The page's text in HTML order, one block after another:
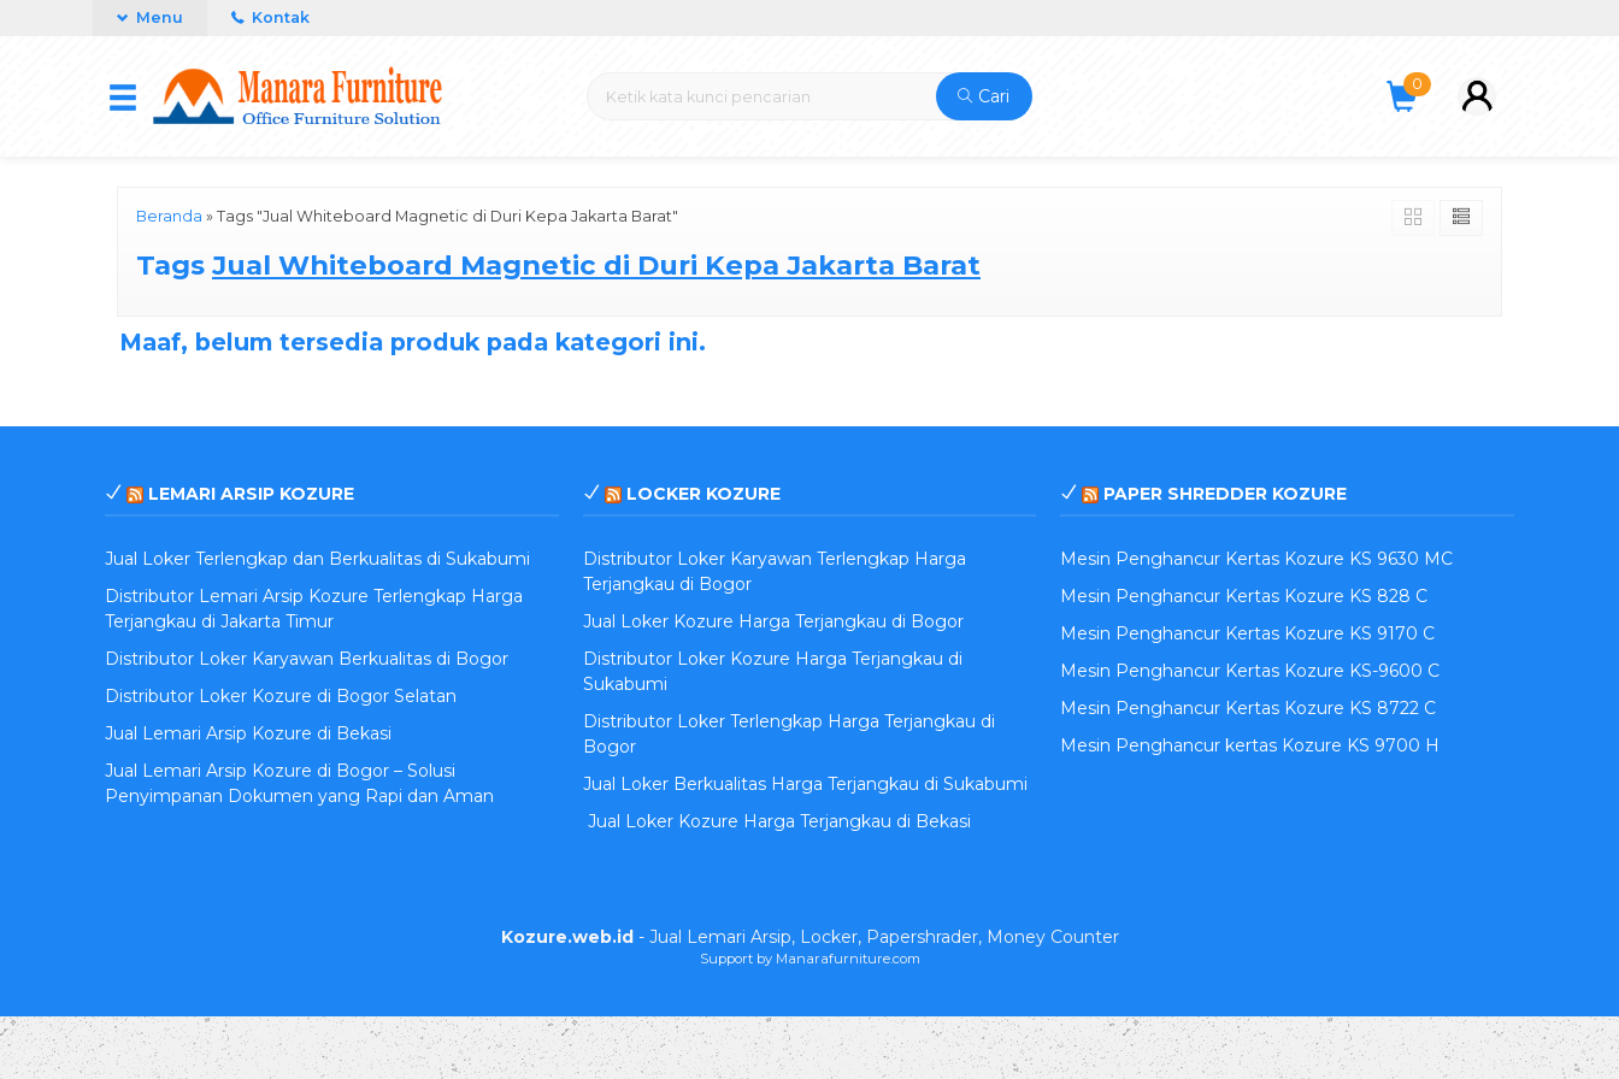
Menu Kontak
Cari
0
Beranda » Tags "Jual Whiteboard Magnetic di Duri Kepa Jakarta Barat"
Tags Jual Whiteboard Magnetic di Duri Kepa Jakarta Barat
Maaf, belum tersedia produk pada kategori ini.
LEMARI ARSIP KOZURE
Jual Loker Terlengkap dan Berkualitas di Sukabumi
Distributor Lemari Arsip Kozure Terlengkap Harga
Terjangkau di Jakarta Timur
Distributor Loker Karyawan Berkualitas di Bogor
Distributor Loker Kozure di Bogor Selatan
Jual Lemari Arsip Kozure di Bekasi
Jual Lemari Arsip Kozure di Bogor – Solusi
Penyimpanan Dokumen yang Rapi dan Aman
LOCKER KOZURE
Distributor Loker Karyawan Terlengkap Harga
Terjangkau di Bogor
Jual Loker Kozure Harga Terjangkau di Bogor
Distributor Loker Kozure Harga Terjangkau di
Sukabumi
Distributor Loker Terlengkap Harga Terjangkau di
Bogor
Jual Loker Berkualitas Harga Terjangkau di Sukabumi
Jual Loker Kozure Harga Terjangkau di Bekasi
PAPER SHREDDER KOZURE
Mesin Penghancur Kertas Kozure KS 9630 MC
Mesin Penghancur Kertas Kozure KS 828 C
Mesin Penghancur Kertas Kozure KS 9170 C
Mesin Penghancur Kertas Kozure KS-9600 C
Mesin Penghancur Kertas Kozure KS 8722 C
Mesin Penghancur kertas Kozure KS 9700 H
Kozure.web.id- Jual Lemari Arsip, Locker, Papershrader, Money Counter
Support by Manarafurniture.com